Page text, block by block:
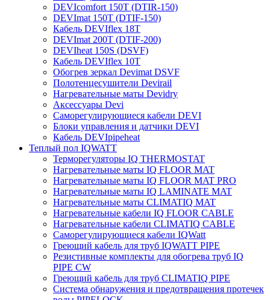
DEVIcomfort 150T (DTIR-150)
DEVImat 150T (DTIF-150)
Кабель DEVIflex 18T
DEVImat 200T (DTIF-200)
DEVIheat 150S (DSVF)
Кабель DEVIflex 10T
Обогрев зеркал Devimat DSVF
Полотенцесушители Devirail
Нагревательные маты Devidry
Аксессуары Devi
Саморегулирующиеся кабели DEVI
Блоки управления и датчики DEVI
Кабель DEVIpipeheat
Теплый пол IQWATT
Терморегуляторы IQ THERMOSTAT
Нагревательные маты IQ FLOOR MAT
Нагревательные маты IQ FLOOR MAT PRO
Нагревательные маты IQ LAMINATE MAT
Нагревательные маты CLIMATIQ MAT
Нагревательные кабели IQ FLOOR CABLE
Нагревательные кабели CLIMATIQ CABLE
Саморегулирующиеся кабели IQWatt
Греющий кабель для труб IQWATT PIPE
Резистивные комплекты для обогрева труб IQ
PIPE CW
Греющий кабель для труб CLIMATIQ PIPE
Система обнаружения и предотвращения протечек